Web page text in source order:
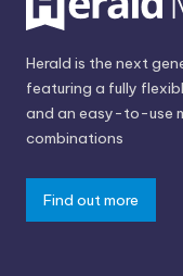
Herald is the next
featuring a fully
and an easy-to-use
combinations
Find out more